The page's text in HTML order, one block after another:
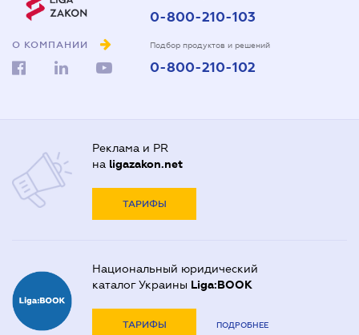
О КОМПАНИИ
0-800-210-103
Подбор продуктов и решений
0-800-210-102
Реклама и PR
на ligazakon.net
ТАРИФЫ
Национальный юридический
каталог Украины Liga:BOOK
ТАРИФЫ ПОДРОБНЕЕ